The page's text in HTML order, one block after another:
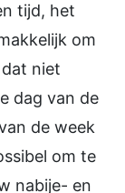
tijd, het
om
niet
dag van de
de week
om te
nabije- en